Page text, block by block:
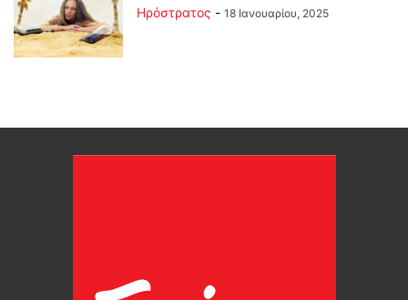
Ηρόστρατος - 18 Ιανουαρίου, 2025